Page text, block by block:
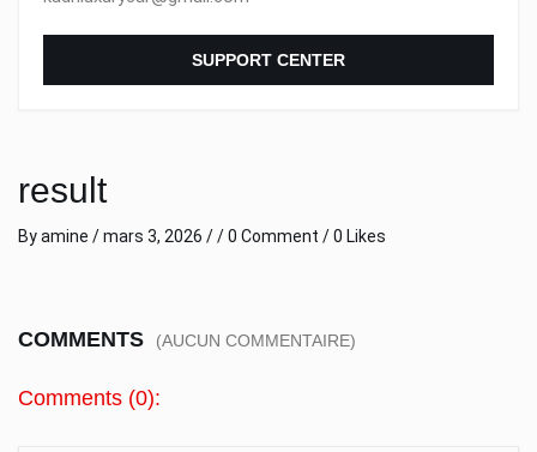
SUPPORT CENTER
result
Byamine /mars 3, 2026 / /0 Comment / 0 Likes
COMMENTS (AUCUN COMMENTAIRE)
Comments (0):